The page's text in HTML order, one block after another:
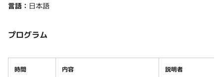
言語： 日本語
プログラム
時間 内容 説明者